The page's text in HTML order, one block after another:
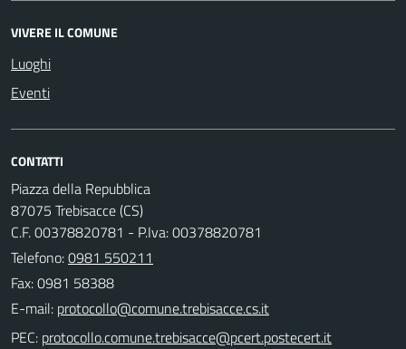
VIVERE IL COMUNE
Luoghi
Eventi
CONTATTI
Piazza della Repubblica
87075 Trebisacce (CS)
C.F. 00378820781 - P.Iva: 00378820781
Telefono:0981 550211
Fax: 0981 58388
E-mail:
PEC: